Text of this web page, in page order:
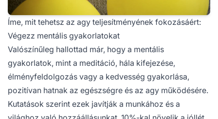
Íme, mit tehetsz az agy teljesítményének fokozásáért:
Végezz mentális gyakorlatokat
Valószínűleg hallottad már, hogy a mentális
gyakorlatok, mint a meditáció, hála kifejezése,
élményfeldolgozás vagy a kedvesség gyakorlása,
pozitívan hatnak az egészségre és az agy működésére.
Kutatások szerint ezek javítják a munkához és a